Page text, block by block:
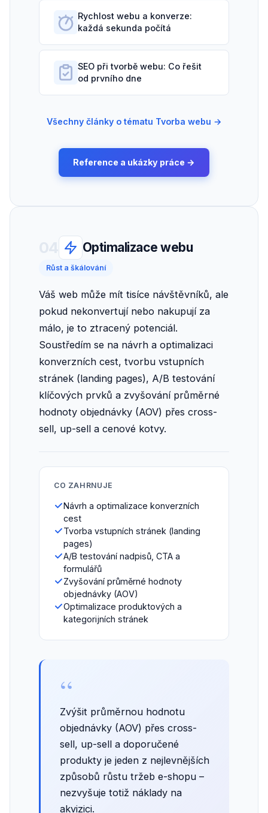
Rychlost webu a konverze:
každá sekunda počítá
SEO při tvorbě webu: Co řešit
od prvního dne
Všechny články o tématu Tvorba webu →
Reference a ukázky práce →
Optimalizace webu
Růst a škálování
Váš web může mít tisíce návštěvníků, ale
pokud nekonvertují nebo nakupují za
málo, je to ztracený potenciál.
Soustředím se na návrh a optimalizaci
konverzních cest, tvorbu vstupních
stránek (landing pages), A/B testování
klíčových prvků a zvyšování průměrné
hodnoty objednávky (AOV) přes cross-
sell, up-sell a cenové kotvy.
CO ZAHRNUJE
Návrh a optimalizace konverzních
cest
Tvorba vstupních stránek (landing
pages)
A/B testování nadpisů, CTA a
formulářů
Zvyšování průměrné hodnoty
objednávky (AOV)
Optimalizace produktových a
kategorijních stránek
“
Zvýšit průměrnou hodnotu
objednávky (AOV) přes cross-
sell, up-sell a doporučené
produkty je jeden z nejlevnějších
způsobů růstu tržeb e-shopu –
nezvyšuje totiž náklady na
akvizici.